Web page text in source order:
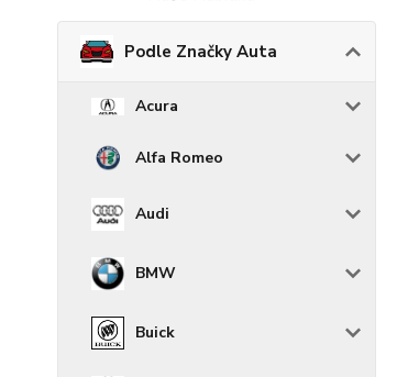
Podle Značky Auta
Acura
Alfa Romeo
Audi
BMW
Buick